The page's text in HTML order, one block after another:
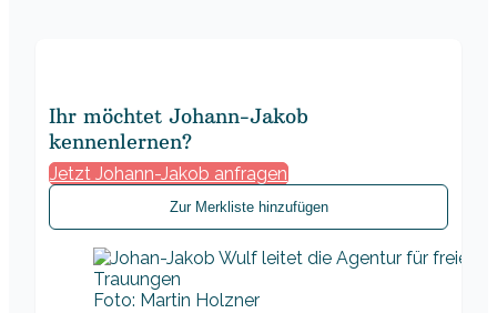
Ihr möchtet Johann-Jakob
kennenlernen?
Jetzt Johann-Jakob anfragen
Zur Merkliste hinzufügen
Foto: Martin Holzner